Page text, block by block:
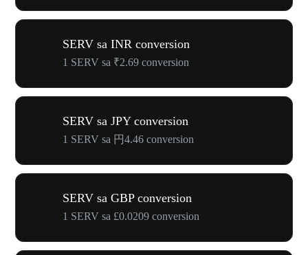
SERV sa INR conversion
1 SERV sa ₹2.69 conversion
SERV sa JPY conversion
1 SERV sa 円4.46 conversion
SERV sa GBP conversion
1 SERV sa £0.0209 conversion